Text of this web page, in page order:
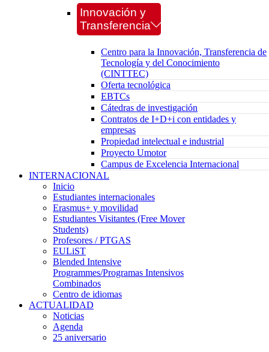
Innovación y
Transferencia
Centro para la Innovación, Transferencia de
Tecnología y del Conocimiento
(CINTTEC)
Oferta tecnológica
EBTCs
Cátedras de investigación
Contratos de I+D+i con entidades y
empresas
Propiedad intelectual e industrial
Proyecto Umotor
Campus de Excelencia Internacional
INTERNACIONAL
Inicio
Estudiantes internacionales
Erasmus+ y movilidad
Estudiantes Visitantes (Free Mover
Students)
Profesores / PTGAS
EULiST
Blended Intensive
Programmes/Programas Intensivos
Combinados
Centro de idiomas
ACTUALIDAD
Noticias
Agenda
25 aniversario